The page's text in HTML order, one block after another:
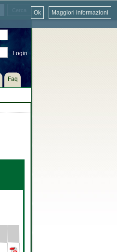
Faq
Maggiori informazioni
Ok